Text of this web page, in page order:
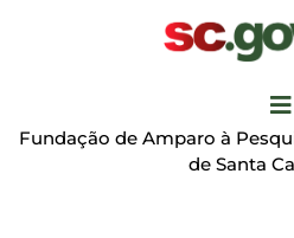
Fundação de Amparo à
de Santa